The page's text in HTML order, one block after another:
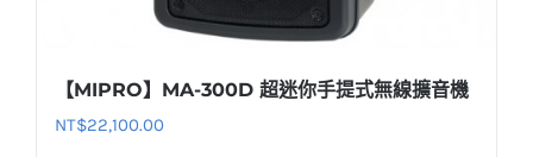
【MIPRO】MA-300D 超迷你手提式無線擴音機
NT$22,100.00